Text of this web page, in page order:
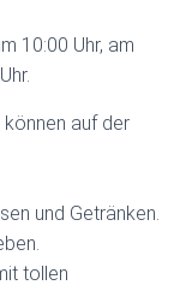
10:00 Uhr, am
auf der
und Getränken.
tollen